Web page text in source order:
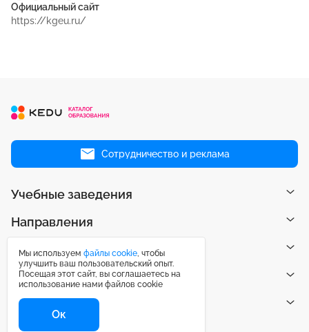
Официальный сайт
https://kgeu.ru/
Сотрудничество и реклама
Учебные заведения
Направления
Рейтинги
Публикации
Центр поддержки
Мы используем файлы cookie, чтобы
улучшить ваш пользовательский опыт.
Посещая этот сайт, вы соглашаетесь на
использование нами файлов cookie
Ок